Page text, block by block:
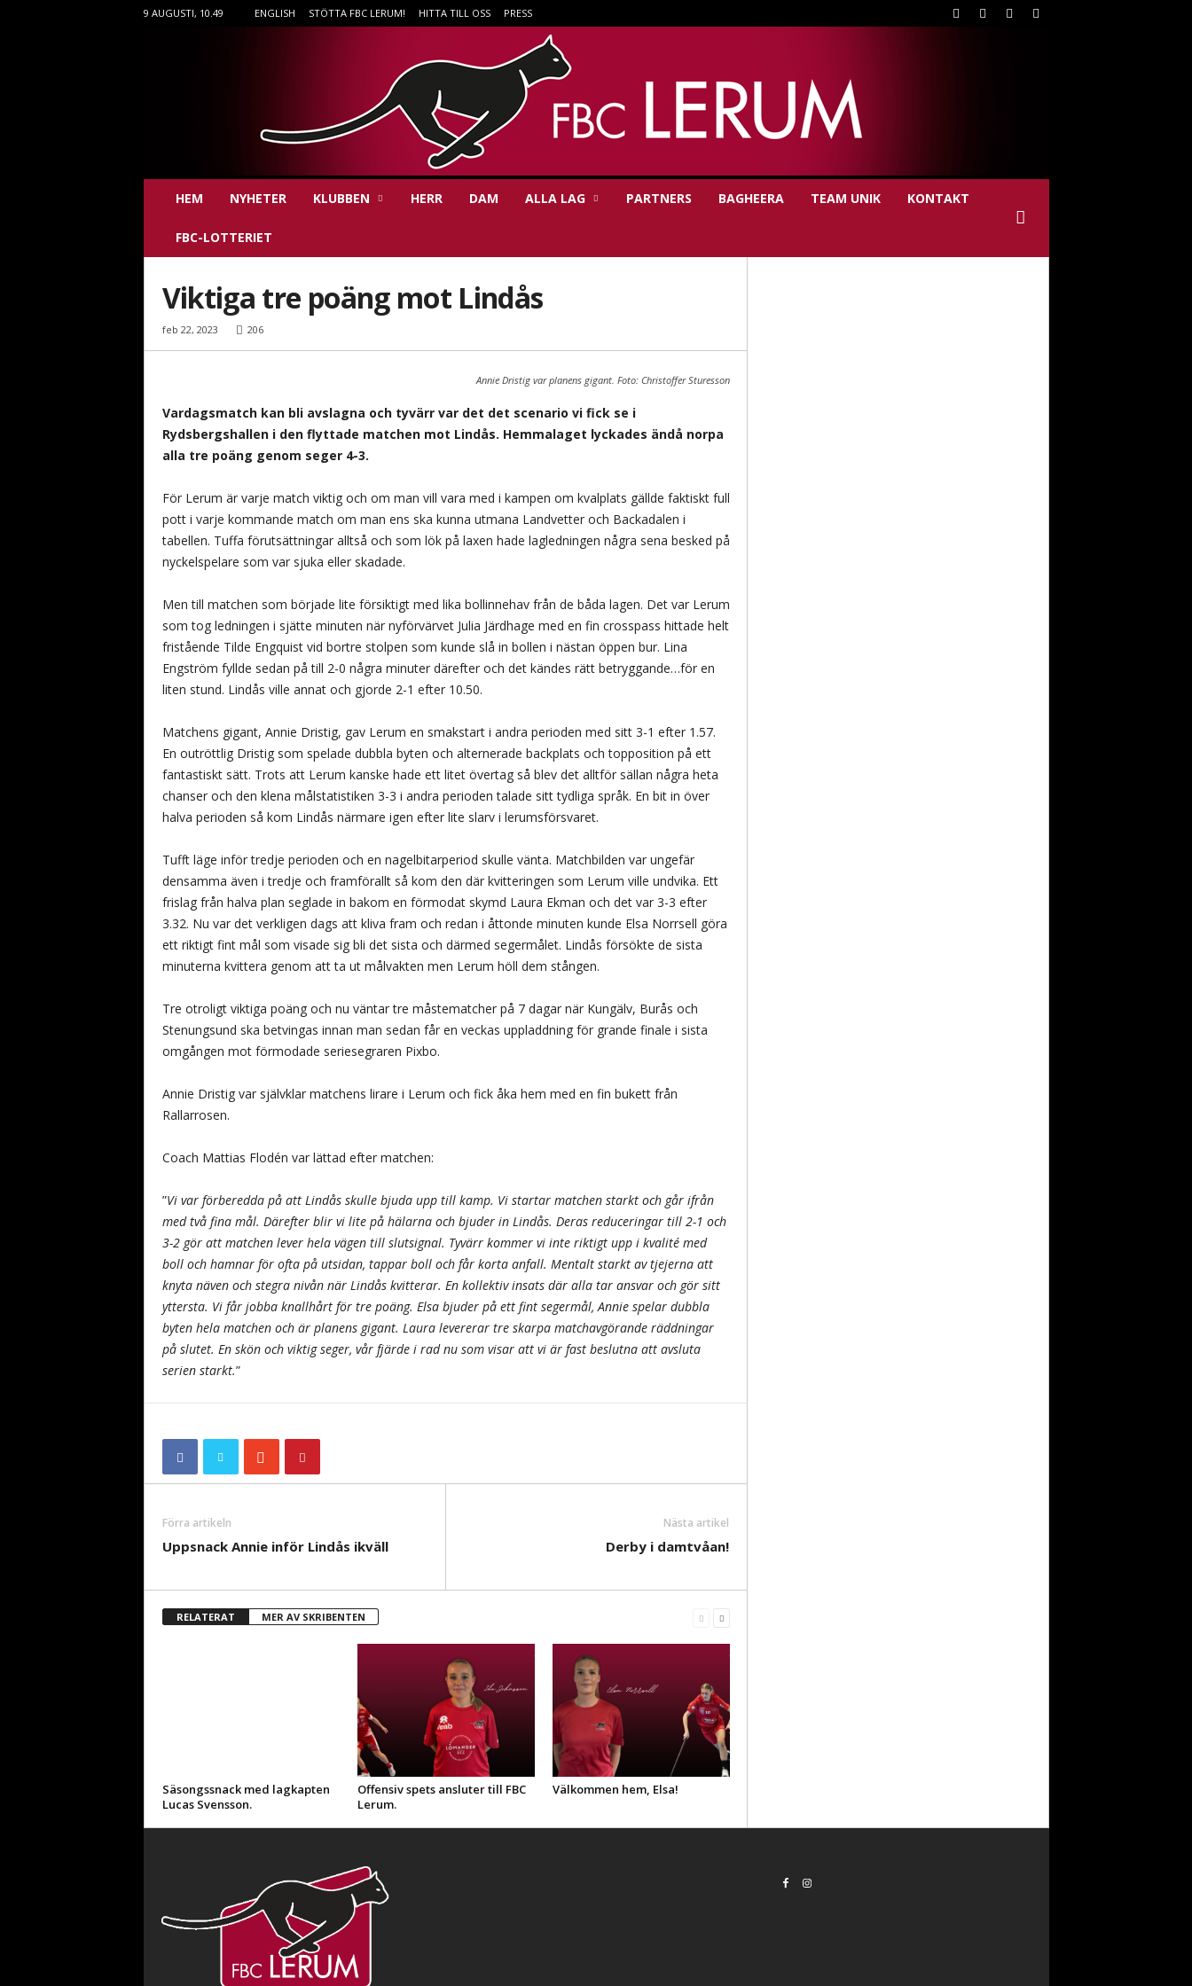
9 AUGUSTI, 10.49 ENGLISH STÖTTA FBC LERUM! HITTA TILL OSS PRESS
F
e
n
HEM NYHETER KLUBBEN HERR DAM ALLA LAG PARTNERS BAGHEERA TEAM UNIK KONTAKT
FBC-LOTTERIET
Viktiga tre poäng mot Lindås
feb 22, 2023 206
Annie Dristig var planens gigant. Foto: Christoffer Sturesson
Vardagsmatch kan bli avslagna och tyvärr var det det scenario vi fick se i
Rydsbergshallen i den flyttade matchen mot Lindås. Hemmalaget lyckades ändå norpa
alla tre poäng genom seger 4-3.
För Lerum är varje match viktig och om man vill vara med i kampen om kvalplats gällde faktiskt full
pott i varje kommande match om man ens ska kunna utmana Landvetter och Backadalen i
tabellen. Tuffa förutsättningar alltså och som lök på laxen hade lagledningen några sena besked på
nyckelspelare som var sjuka eller skadade.
Men till matchen som började lite försiktigt med lika bollinnehav från de båda lagen. Det var Lerum
som tog ledningen i sjätte minuten när nyförvärvet Julia Järdhage med en fin crosspass hittade helt
fristående Tilde Engquist vid bortre stolpen som kunde slå in bollen i nästan öppen bur. Lina
Engström fyllde sedan på till 2-0 några minuter därefter och det kändes rätt betryggande…för en
liten stund. Lindås ville annat och gjorde 2-1 efter 10.50.
Matchens gigant, Annie Dristig, gav Lerum en smakstart i andra perioden med sitt 3-1 efter 1.57.
En outröttlig Dristig som spelade dubbla byten och alternerade backplats och topposition på ett
fantastiskt sätt. Trots att Lerum kanske hade ett litet övertag så blev det alltför sällan några heta
chanser och den klena målstatistiken 3-3 i andra perioden talade sitt tydliga språk. En bit in över
halva perioden så kom Lindås närmare igen efter lite slarv i lerumsförsvaret.
Tufft läge inför tredje perioden och en nagelbitarperiod skulle vänta. Matchbilden var ungefär
densamma även i tredje och framförallt så kom den där kvitteringen som Lerum ville undvika. Ett
frislag från halva plan seglade in bakom en förmodat skymd Laura Ekman och det var 3-3 efter
3.32. Nu var det verkligen dags att kliva fram och redan i åttonde minuten kunde Elsa Norrsell göra
ett riktigt fint mål som visade sig bli det sista och därmed segermålet. Lindås försökte de sista
minuterna kvittera genom att ta ut målvakten men Lerum höll dem stången.
Tre otroligt viktiga poäng och nu väntar tre måstematcher på 7 dagar när Kungälv, Burås och
Stenungsund ska betvingas innan man sedan får en veckas uppladdning för grande finale i sista
omgången mot förmodade seriesegraren Pixbo.
Annie Dristig var självklar matchens lirare i Lerum och fick åka hem med en fin bukett från
Rallarrosen.
Coach Mattias Flodén var lättad efter matchen:
”Vi var förberedda på att Lindås skulle bjuda upp till kamp. Vi startar matchen starkt och går ifrån
med två fina mål. Därefter blir vi lite på hälarna och bjuder in Lindås. Deras reduceringar till 2-1 och
3-2 gör att matchen lever hela vägen till slutsignal. Tyvärr kommer vi inte riktigt upp i kvalité med
boll och hamnar för ofta på utsidan, tappar boll och får korta anfall. Mentalt starkt av tjejerna att
knyta näven och stegra nivån när Lindås kvitterar. En kollektiv insats där alla tar ansvar och gör sitt
yttersta. Vi får jobba knallhårt för tre poäng. Elsa bjuder på ett fint segermål, Annie spelar dubbla
byten hela matchen och är planens gigant. Laura levererar tre skarpa matchavgörande räddningar
på slutet. En skön och viktig seger, vår fjärde i rad nu som visar att vi är fast beslutna att avsluta
serien starkt.”
Förra artikeln
Uppsnack Annie inför Lindås ikväll
Nästa artikel
Derby i damtvåan!
RELATERAT MER AV SKRIBENTEN
Säsongssnack med lagkapten
Lucas Svensson.
Offensiv spets ansluter till FBC
Lerum.
Välkommen hem, Elsa!